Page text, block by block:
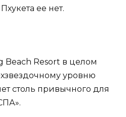
ее нет.
Beach Resort в целом
уровню
столь привычного для